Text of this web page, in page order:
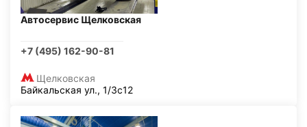
Автосервис Щелковская
+7 (495) 162-90-81
Щелковская
Байкальская ул., 1/3с12